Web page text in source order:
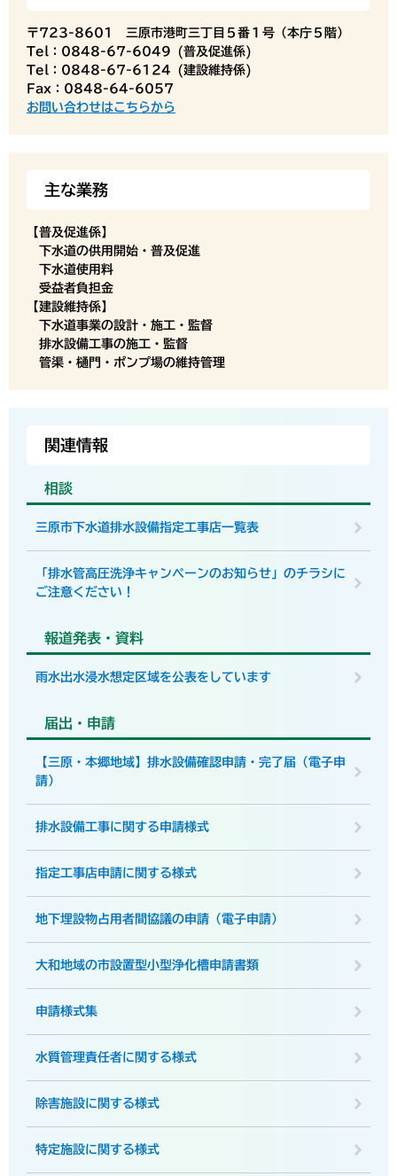
〒723-8601 三原市港町三丁目５番１号（本庁５階）
Tel：0848-67-6049
普及促進係
Tel：0848-67-6124
建設維持係
Fax：0848-64-6057
お問い合わせはこちらから
主な業務
【普及促進係】
下水道の供用開始・普及促進
下水道使用料
受益者負担金
【建設維持係】
下水道事業の設計・施工・監督
排水設備工事の施工・監督
管渠・樋門・ポンプ場の維持管理
関連情報
相談
三原市下水道排水設備指定工事店一覧表
「排水管高圧洗浄キャンペーンのお知らせ」のチラシに
ご注意ください！
報道発表・資料
雨水出水浸水想定区域を公表をしています
届出・申請
【三原・本郷地域】排水設備確認申請・完了届（電子申
請）
排水設備工事に関する申請様式
指定工事店申請に関する様式
地下埋設物占用者間協議の申請（電子申請）
大和地域の市設置型小型浄化槽申請書類
申請様式集
水質管理責任者に関する様式
除害施設に関する様式
特定施設に関する様式